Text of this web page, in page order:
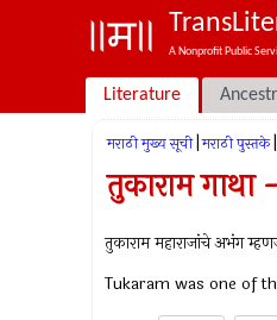
A Nonprofit Public
Literature
मराठी मुख्य सूची मराठी पुस्तके
तुकाराम
तुकाराम महाराजांचे अभंग
Tukaram was one of